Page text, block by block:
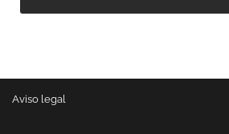
Aviso legal